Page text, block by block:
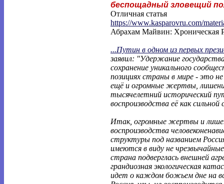
беспощадный зловещий
Отличная статья
https://www.kasparovru.com/
Абрахам Майвин: Хроническая
...Путин в одном из первых
заявил: "Удержание
сохранение уникального
позициях страны в мире - это
ещё и огромные жертвы,
тысячелетний исторический
воспроизводства её как
Итак, огромные жертвы и
воспроизводства
структуры под названием
имеются в виду не
страна подверглась внешней
грандиозная экологическая
идет о каждом божьем дне на